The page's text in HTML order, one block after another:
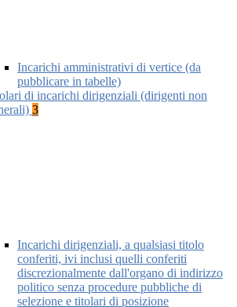
Incarichi amministrativi di vertice (da
pubblicare in tabelle)
di incarichi dirigenziali (dirigenti non
3
Incarichi dirigenziali, a qualsiasi titolo
conferiti, ivi inclusi quelli conferiti
discrezionalmente dall'organo di indirizzo
politico senza procedure pubbliche di
selezione e titolari di posizione